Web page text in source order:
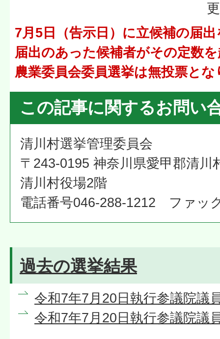
7月5日（告示日）に立候補の届
届出のあった候補者がその定数
農業委員会委員選挙は無投票と
この記事に関するお問い
清川村選挙管理委員会
〒243-0195 神奈川県愛甲郡清川
清川村役場2階
電話番号046-288-1212 ファッ
過去の選挙結果
令和7年7月20日執行参議院議
令和7年7月20日執行参議院議